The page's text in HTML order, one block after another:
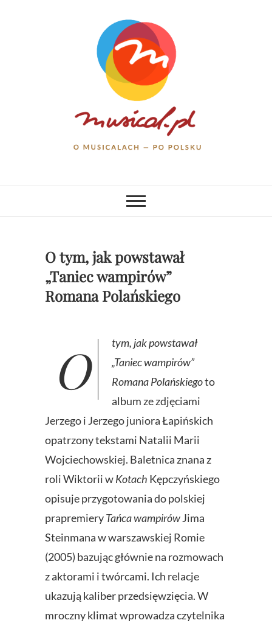
musical.pl
O tym, jak powstawał
„Taniec wampirów”
Romana Polańskiego
O tym, jak powstawał
„Taniec wampirów”
Romana Polańskiegoto
album ze zdjęciami
Jerzego i Jerzego juniora Łapińskich
opatrzony tekstami Natalii Marii
Wojciechowskiej. Baletnica znana z
roli Wiktorii wKotach Kępczyńskiego
opisuje przygotowania do polskiej
prapremieryTańca wampirówJima
Steinmana w warszawskiej Romie
(2005) bazując głównie na rozmowach
z aktorami i twórcami. Ich relacje
ukazują kaliber przedsięwzięcia. W
mroczny klimat wprowadza czytelnika